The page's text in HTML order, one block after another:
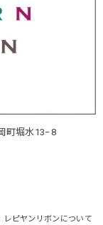
町堀水13−8
レピヤンリボンについて